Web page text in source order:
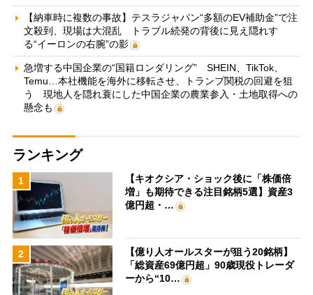
【納車時に複数の事故】テスラジャパン“多額のEV補助金”で注
文殺到、現場は大混乱 トラブル続発の背後に見え隠れす
る“イーロンの右腕”の影
急増する中国企業の“国籍ロンダリング” SHEIN、TikTok、
Temu…本社機能を海外に移転させ、トランプ関税の回避を狙
う 現地人を隠れ蓑にした中国企業の農業参入・土地取得への
懸念も
ランキング
1
【キオクシア・ショック後に「株価倍
増」も期待できる注目銘柄5選】資産3
億円超・…
2
【億り人オールスターが狙う20銘柄】
「総資産69億円超」90歳現役トレーダ
ーから“10…